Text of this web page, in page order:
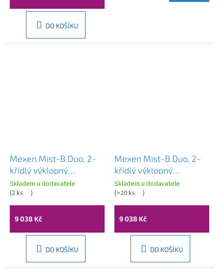
DO KOŠÍKU
Mexen Mist-B Duo, 2-
křídlý ​​výklopný
sprchový kout 95 x 85
cm, čiré sklo, chromový
profil, 8A2-095-085-
01-00
Skladem u dodavatele
(2 ks )
9 038 Kč
DO KOŠÍKU
Mexen Mist-B Duo, 2-
křídlý ​​výklopný
sprchový kout 95 x 85
cm, čiré sklo, černý
profil, 8A2-095-085-
70-00
Skladem u dodavatele
(>20 ks )
9 038 Kč
DO KOŠÍKU